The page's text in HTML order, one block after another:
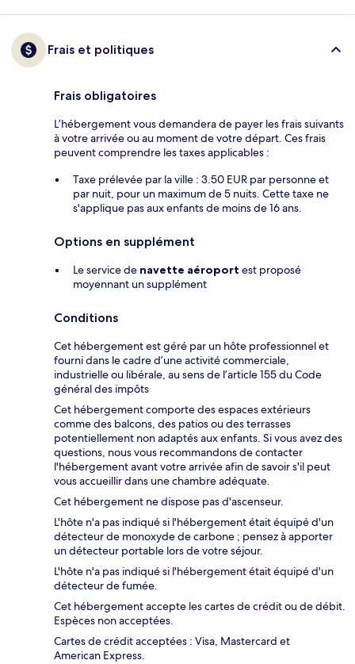
Frais et politiques
Frais obligatoires
L’hébergement vous demandera de payer les frais suivants
à votre arrivée ou au moment de votre départ. Ces frais
peuvent comprendre les taxes applicables :
Taxe prélevée par la ville : 3.50 EUR par personne et
par nuit, pour un maximum de 5 nuits. Cette taxe ne
s'applique pas aux enfants de moins de 16 ans.
Options en supplément
Le service de navette aéroport est proposé
moyennant un supplément
Conditions
Cet hébergement est géré par un hôte professionnel et
fourni dans le cadre d’une activité commerciale,
industrielle ou libérale, au sens de l’article 155 du Code
général des impôts
Cet hébergement comporte des espaces extérieurs
comme des balcons, des patios ou des terrasses
potentiellement non adaptés aux enfants. Si vous avez des
questions, nous vous recommandons de contacter
l'hébergement avant votre arrivée afin de savoir s'il peut
vous accueillir dans une chambre adéquate.
Cet hébergement ne dispose pas d'ascenseur.
L'hôte n'a pas indiqué si l'hébergement était équipé d'un
détecteur de monoxyde de carbone ; pensez à apporter
un détecteur portable lors de votre séjour.
L'hôte n'a pas indiqué si l'hébergement était équipé d'un
détecteur de fumée.
Cet hébergement accepte les cartes de crédit ou de débit.
Espèces non acceptées.
Cartes de crédit acceptées : Visa, Mastercard et
American Express.